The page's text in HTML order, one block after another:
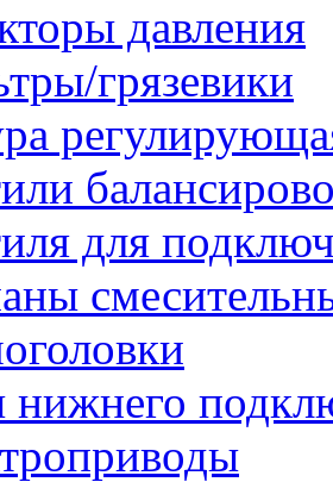
давления
грязевики
для
нижнего